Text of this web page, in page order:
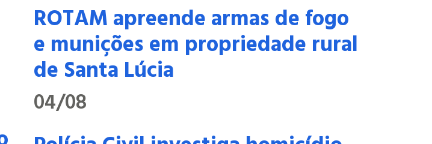
ROTAM apreende armas de fogo
e munições em propriedade rural
de Santa Lúcia
04/08